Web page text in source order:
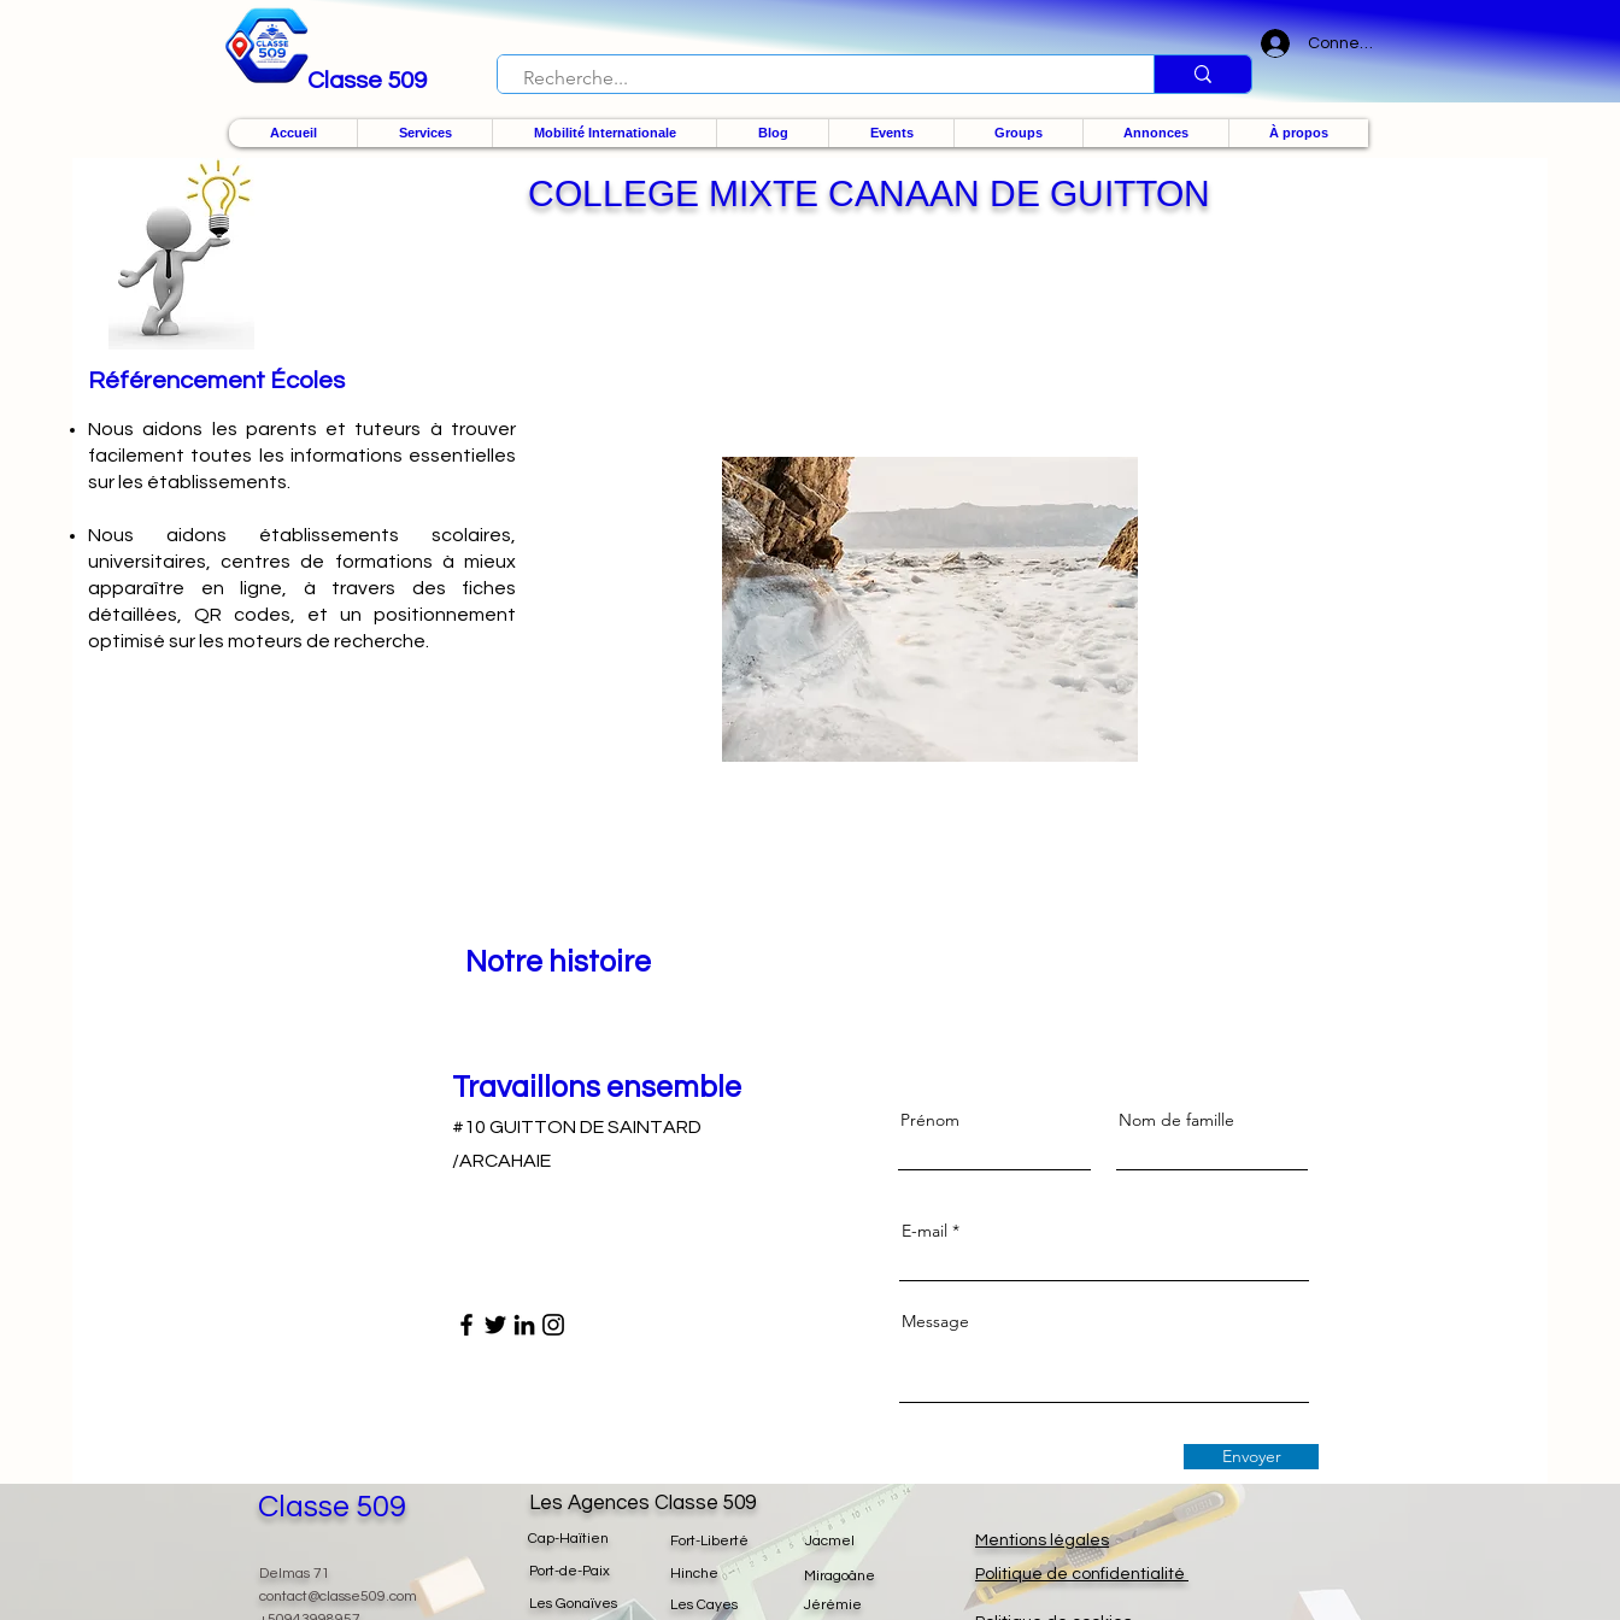
Classe 509
Connexion
Accueil Services Mobilité Internationale Blog Events Groups Annonces À propos
Référencement Écoles
Nousaidons les parents et tuteurs à trouver
facilement toutes les informations essentielles
sur les établissements.
Nous aidons établissements scolaires,
universitaires, centres de formations à mieux
apparaître en ligne, à travers des fiches
détaillées, QR codes, et un positionnement
optimisé sur les moteurs de recherche.
COLLEGE MIXTE CANAAN DE GUITTON
Notre histoire
Travaillons ensemble
#10 GUITTON DE SAINTARD
/ARCAHAIE
Prénom Nom de famille
E-mail
Message
Envoyer
Classe 509
Delmas 71
contact@classe509.com
Fort-Liberté
Hinche
Les Cayes
Jacmel
Jérémie
Miragoâne
Les Agences Classe 509
Cap-Haïtien
Port-de-Paix
Les Gonaïves
Mentions légales
Politique de confidentialité